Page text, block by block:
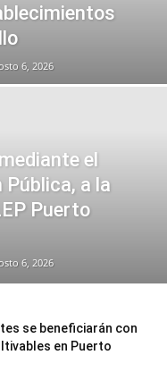
6, 2026
el
a la
Puerto
6, 2026
se beneficiarán con
en Puerto